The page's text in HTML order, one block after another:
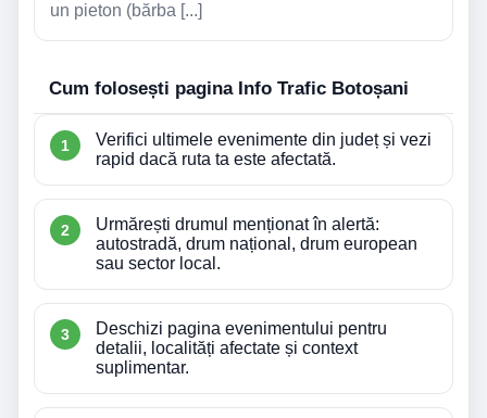
un pieton (bărba [...]
Cum folosești pagina Info Trafic Botoșani
Verifici ultimele evenimente din județ și vezi
rapid dacă ruta ta este afectată.
Urmărești drumul menționat în alertă:
autostradă, drum național, drum european
sau sector local.
Deschizi pagina evenimentului pentru
detalii, localități afectate și context
suplimentar.